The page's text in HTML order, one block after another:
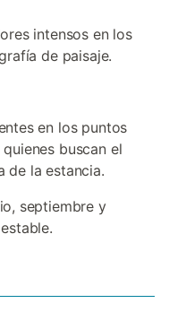
intensos en los
de paisaje.
en los puntos
buscan el
de la estancia.
septiembre y